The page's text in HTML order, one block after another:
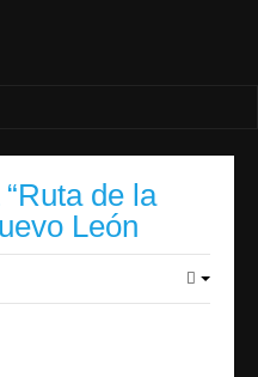
de la
León